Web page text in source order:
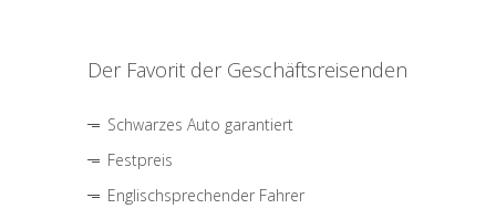
Der Favorit der Geschäftsreisenden
Schwarzes Auto garantiert
Festpreis
Englischsprechender Fahrer